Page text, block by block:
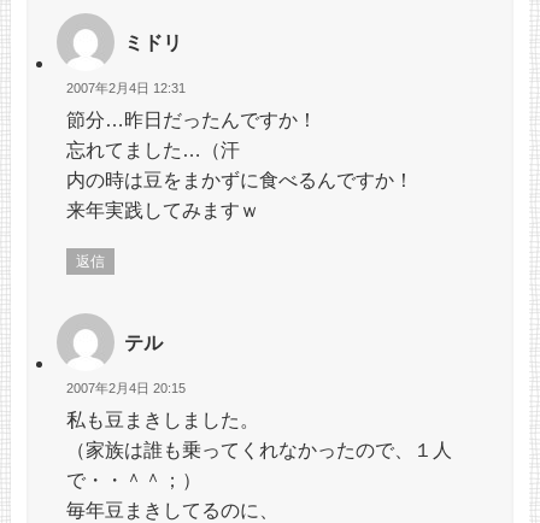
ミドリ
2007年2月4日 12:31
節分…昨日だったんですか！
忘れてました…（汗
内の時は豆をまかずに食べるんですか！
来年実践してみますｗ
返信
テル
2007年2月4日 20:15
私も豆まきしました。
（家族は誰も乗ってくれなかったので、１人
で・・＾＾；）
毎年豆まきしてるのに、